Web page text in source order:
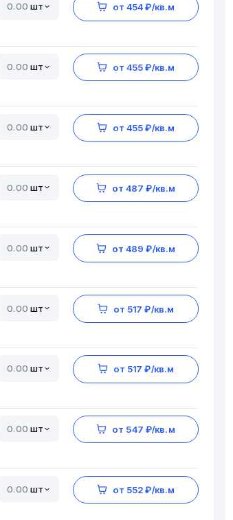
шт от 454 ₽/кв.м
шт от 455 ₽/кв.м
шт от 455 ₽/кв.м
шт от 487 ₽/кв.м
шт от 489 ₽/кв.м
шт от 517 ₽/кв.м
шт от 517 ₽/кв.м
шт от 547 ₽/кв.м
шт от 552 ₽/кв.м